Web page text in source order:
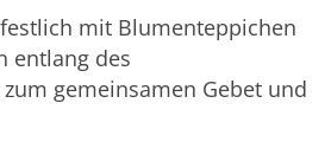
mit Blumenteppichen
entlang des
gemeinsamen Gebet und